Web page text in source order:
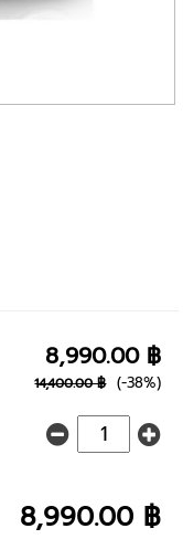
8,990.00 ฿
14,400.00 ฿ (-38%)
8,990.00 ฿